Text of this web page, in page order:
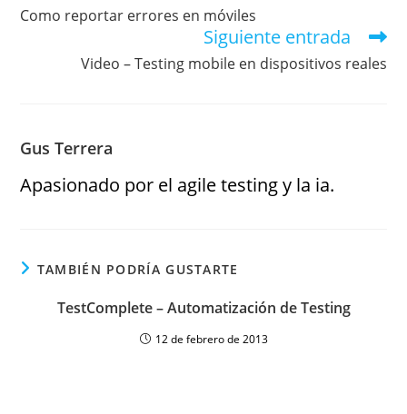
Como reportar errores en móviles
Siguiente entrada
Video – Testing mobile en dispositivos reales
Gus Terrera
Apasionado por el agile testing y la ia.
TAMBIÉN PODRÍA GUSTARTE
TestComplete – Automatización de Testing
12 de febrero de 2013